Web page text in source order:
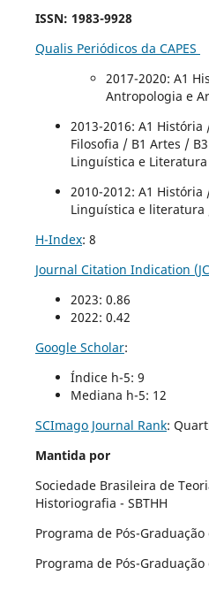
ISSN: 1983-9928
Qualis Periódicos da CAPES
2017-2020: A1
Antropologia e
2013-2016: A1
Filosofia / B1 Artes /
Linguística e Literatura
2010-2012: A1
Linguística e literatura
H-Index: 8
Journal Citation Indication
2023: 0.86
2022: 0.42
Google Scholar:
Índice h-5: 9
Mediana h-5: 12
SCImago Journal Rank:
Mantida por
Sociedade Brasileira de
Historiografia - SBTHH
Programa de Pós-
Programa de Pós-